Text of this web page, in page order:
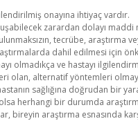
onayına ihtiyaç vardır.
zarardan dolayı
tecrübe,
dahil edilmesi için
olmadıkça ve hastayı
olan, alternatif yöntemleri
sağlığına doğrudan bir
herhangi bir durumda
bireyin araştırma esnasında